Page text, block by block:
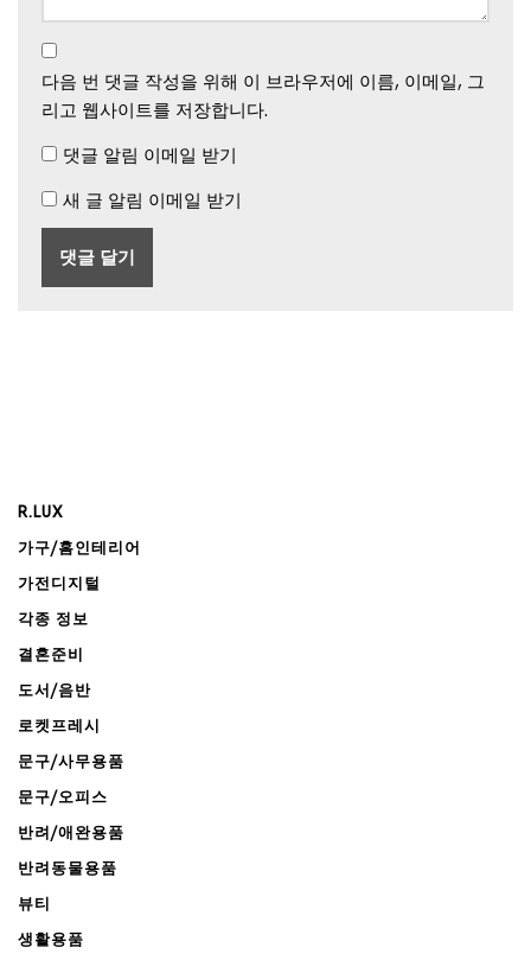
다음 번 댓글 작성을 위해 이 브라우저에 이름, 이메일, 그
리고 웹사이트를 저장합니다.
댓글 알림 이메일 받기
새 글 알림 이메일 받기
R.LUX
가구/홈인테리어
가전디지털
각종 정보
결혼준비
도서/음반
로켓프레시
문구/사무용품
문구/오피스
반려/애완용품
반려동물용품
뷰티
생활용품